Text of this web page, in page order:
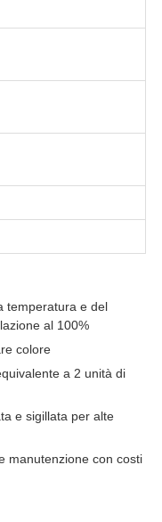
temperatura e del
al 100%
colore
a 2 unità di
e sigillata per alte
manutenzione con costi